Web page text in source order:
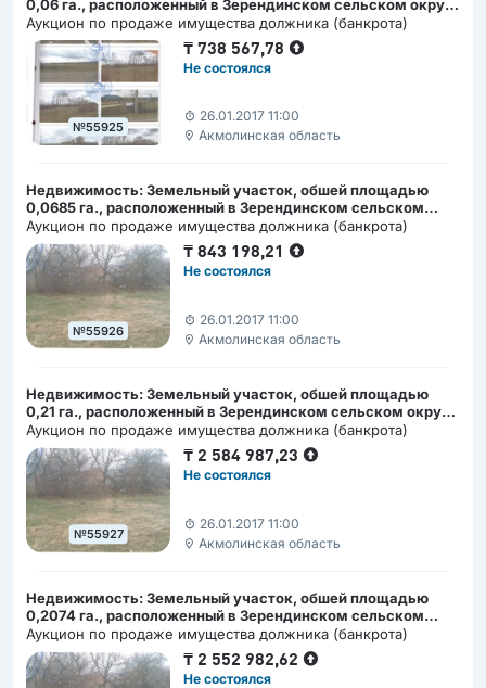
0,06 га., расположенный в Зерендинском сельском округе
Акмолинской области
Аукцион по продаже имущества должника (банкрота)
№55925
₸738 567,78
Не состоялся
26.01.2017 11:00
Акмолинская область
Недвижимость: Земельный участок, обшей площадью
0,0685 га., расположенный в Зерендинском сельском
округе Акмолинской области
Аукцион по продаже имущества должника (банкрота)
№55926
₸843 198,21
Не состоялся
26.01.2017 11:00
Акмолинская область
Недвижимость: Земельный участок, обшей площадью
0,21 га., расположенный в Зерендинском сельском округе
Акмолинской области
Аукцион по продаже имущества должника (банкрота)
№55927
₸ 2 584 987,23
Не состоялся
26.01.2017 11:00
Акмолинская область
Недвижимость: Земельный участок, обшей площадью
0,2074 га., расположенный в Зерендинском сельском
округе Акмолинской области
Аукцион по продаже имущества должника (банкрота)
₸ 2 552 982,62
Не состоялся